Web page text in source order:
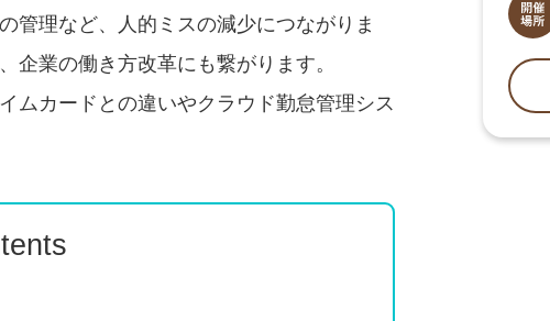
管理など、人的ミスの減少につながりま
企業の働き方改革にも繋がります。
ムカードとの違いやクラウド勤怠管理シス